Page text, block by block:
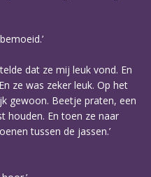
dat ze mij leuk vond. En
ze was zeker leuk. Op het
gewoon. Beetje praten, een
houden. En toen ze naar
tussen de jassen.’